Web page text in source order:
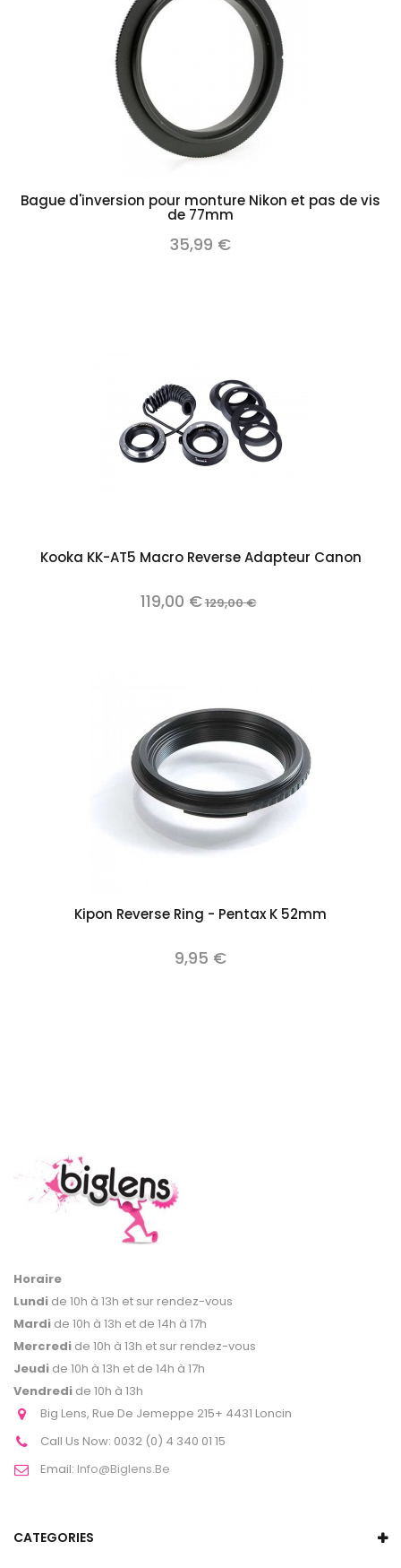
Bague d'inversion pour monture Nikon et pas de vis
de 77mm
35,99 €
Kooka KK-AT5 Macro Reverse Adapteur Canon
119,00 €129,00 €
Kipon Reverse Ring - Pentax K 52mm
9,95 €
Horaire
Lundi de 10h à 13h et sur rendez-vous
Mardi de 10h à 13h et de 14h à 17h
Mercredi de 10h à 13h et sur rendez-vous
Jeudi de 10h à 13h et de 14h à 17h
Vendredi de 10h à 13h
Big Lens, Rue De Jemeppe 215+ 4431 Loncin
Call Us Now: 0032 (0) 4 340 01 15
Email: Info@biglens.be
CATEGORIES